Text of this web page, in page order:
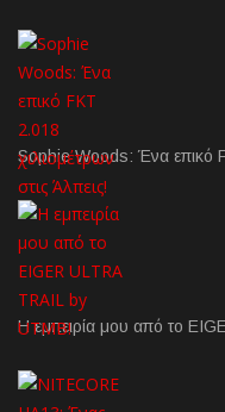
Sophie Woods: Ένα επικό
Η εμπειρία μου από το